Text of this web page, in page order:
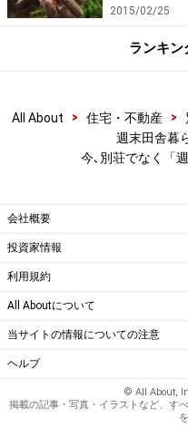
いなと感じたらそれで
いと思うようなことで
建築家や工務店によっ
は違うと思いますが、
※記事内容は執筆時点のもの
い。
2015/02/25
ランキン
All About > 住宅・不動産 >
週末田舎暮
今､別荘でなく「
会社概要
投資家情報
利用規約
All Aboutについて
当サイトの情報についての注意
ヘルプ
© All About,
掲載の記事・写真・イラストなど、す